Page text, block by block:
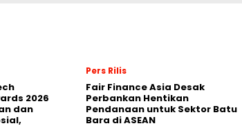
2026
dan
Pers Rilis
Fair Finance Asia Desak
Perbankan Hentikan
Pendanaan untuk Sektor Batu
Bara di ASEAN